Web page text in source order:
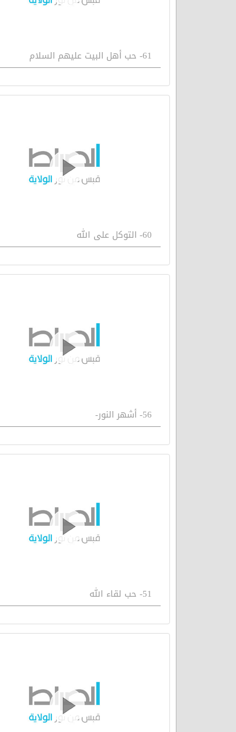
61- حب أهل البيت عليهم السلام
60- التوكل على الله
56- أشهر النور-
51- حب لقاء الله